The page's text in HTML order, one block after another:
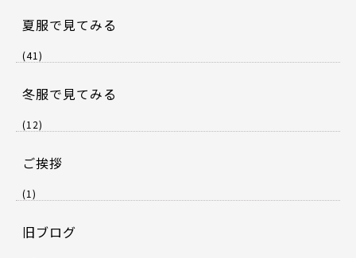
夏服で見てみる
(41)
冬服で見てみる
(12)
ご挨拶
(1)
旧ブログ